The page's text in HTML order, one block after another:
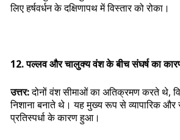
लिए हर्षवर्धन के दक्षिणापथ में विस्तार को रोका।
12. पल्लव और चालुक्य वंश के बीच संघर्ष का
उत्तर:दोनों वंश सीमाओं का अतिक्रमण करते थे,
निशाना बनाते थे। यह मुख्य रूप से व्यापारिक और
प्रतिस्पर्धा के कारण हुआ।